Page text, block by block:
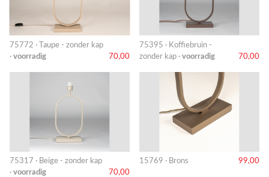
75772 · Taupe - zonder kap
· voorradig 70,00
75395 · Koffiebruin -
zonder kap · voorradig 70,00
75317 · Beige - zonder kap
· voorradig 70,00
15769 · Brons 99,00